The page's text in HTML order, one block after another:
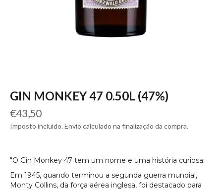
GIN MONKEY 47 0.50L (47%)
Preço
normal
€43,50
Imposto incluído. Envio calculado na finalização da compra.
"O Gin Monkey 47 tem um nome e uma história curiosa:
Em 1945, quando terminou a segunda guerra mundial,
Monty Collins, da força aérea inglesa, foi destacado para